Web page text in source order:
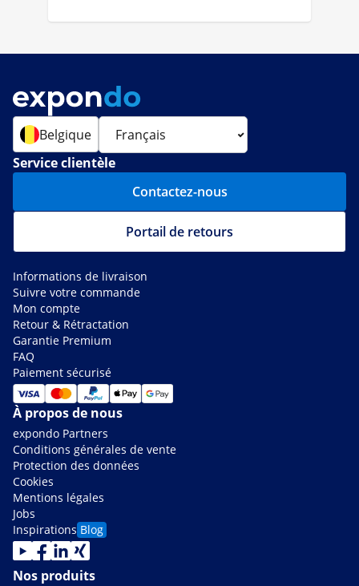
Belgique
Service clientèle
Contactez-nous
Portail de retours
Informations de livraison
Suivre votre commande
Mon compte
Retour & Rétractation
Garantie Premium
FAQ
Paiement sécurisé
À propos de nous
expondo Partners
Conditions générales de vente
Protection des données
Cookies
Mentions légales
Jobs
Inspirations Blog
Nos produits